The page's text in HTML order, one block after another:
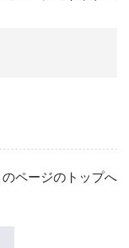
のページのトップへ